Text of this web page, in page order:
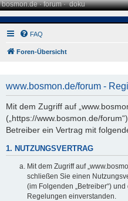
bosmon.de·forum·doku
FAQ
Foren-Übersicht
www.bosmon.de/forum -
Mit dem Zugriff auf
(„https://www.bosmon.de/
Betreiber ein Vertrag mit
1. NUTZUNGSVERTRAG
Mit dem Zugriff auf
schließen Sie einen
(im Folgenden „Betreiber“)
Regelungen einverstanden.